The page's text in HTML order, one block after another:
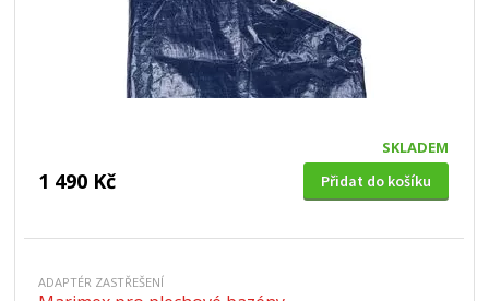
SKLADEM
1 490 Kč Přidat do košíku
ADAPTÉR ZASTŘEŠENÍ